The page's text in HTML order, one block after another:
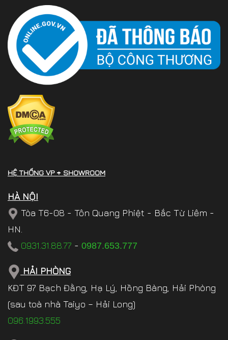
HỆ THỐNG VP + SHOWROOM
HÀ NỘI
Tòa T6-08 - Tôn Quang Phiệt - Bắc Từ Liêm -
HN.
0931.31.88.77 - 0987.653.777
HẢI PHÒNG
KĐT 97 Bạch Đằng, Hạ Lý, Hồng Bàng, Hải Phòng
(sau toà nhà Taiyo – Hải Long)
096.1993.555